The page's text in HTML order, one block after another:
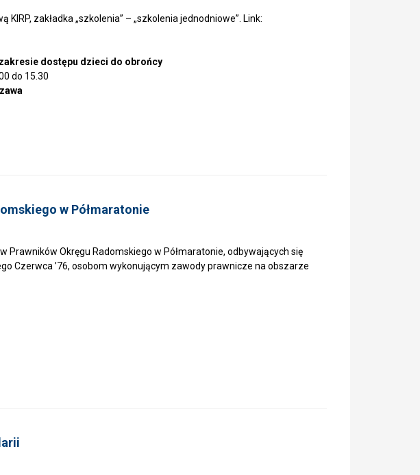
zakładka „szkolenia” – „szkolenia jednodniowe”. Link:
dostępu dzieci do obrońcy
do 15.30
w Półmaratonie
Prawników Okręgu Radomskiego w Półmaratonie, odbywających się
Czerwca ’76, osobom wykonującym zawody prawnicze na obszarze